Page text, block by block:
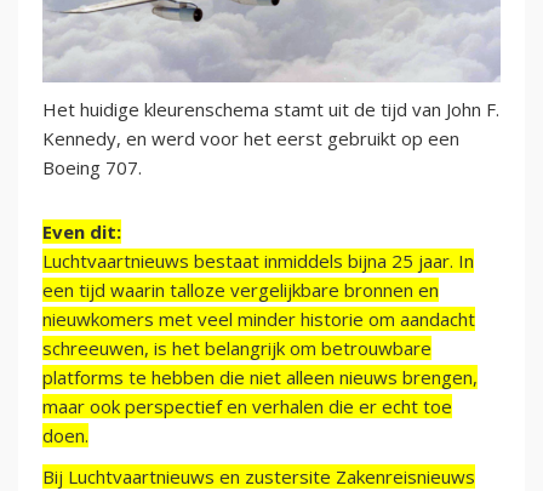
Het huidige kleurenschema stamt uit de tijd van John F.
Kennedy, en werd voor het eerst gebruikt op een
Boeing 707.
Even dit:
Luchtvaartnieuws bestaat inmiddels bijna 25 jaar. In
een tijd waarin talloze vergelijkbare bronnen en
nieuwkomers met veel minder historie om aandacht
schreeuwen, is het belangrijk om betrouwbare
platforms te hebben die niet alleen nieuws brengen,
maar ook perspectief en verhalen die er echt toe
doen.
Bij Luchtvaartnieuws en zustersite Zakenreisnieuws